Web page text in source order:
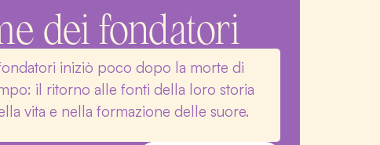
dei fondatori
iniziò poco dopo la morte di
il ritorno alle fonti della loro storia
vita e nella formazione delle suore.